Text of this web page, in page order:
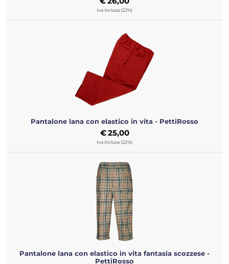
Iva inclusa (22%)
Pantalone lana con elastico in vita - PettiRosso
€25,00
Iva inclusa (22%)
Pantalone lana con elastico in vita fantasia scozzese -
PettiRosso